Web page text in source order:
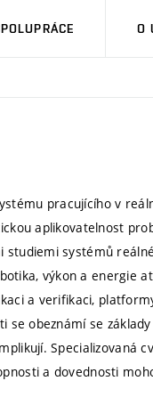
O
pracujícího v
aplikovatelnost
systémů
výkon a energie
a verifikaci,
obeznámí se
Specializovaná
a dovednosti